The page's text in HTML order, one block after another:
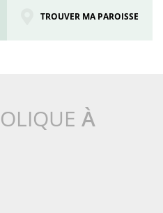
TROUVER MA PAROISSE
À